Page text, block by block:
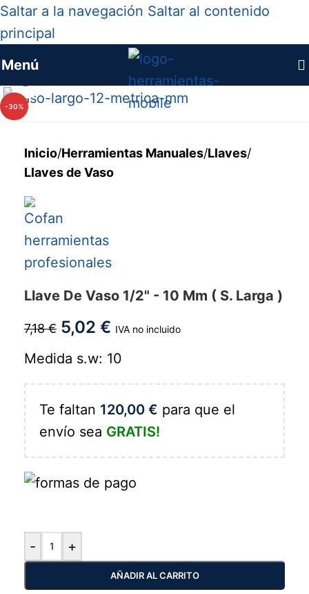
Saltar a la navegación Saltar al contenido
principal
Menú
-30%
Haga clic para ampliar
Inicio/Herramientas Manuales/Llaves/
Llaves de Vaso
Llave De Vaso 1/2" - 10 Mm ( S. Larga )
7,18€ 5,02 € IVA no incluido
Medida s.w: 10
Te faltan 120,00 € para que el
envío sea GRATIS!
- +
AÑADIR AL CARRITO